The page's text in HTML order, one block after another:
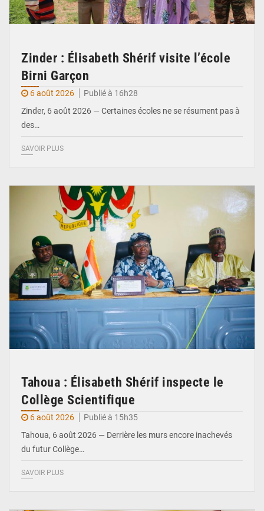
Zinder : Élisabeth Shérif visite l’école
Birni Garçon
6 août 2026
Publié à 16h28
Zinder, 6 août 2026 — Certaines écoles ne se résument pas à
des…
SAVOIR PLUS
Tahoua : Élisabeth Shérif inspecte le
Collège Scientifique
6 août 2026
Publié à 15h35
Tahoua, 6 août 2026 — Derrière les murs encore inachevés
du futur Collège…
SAVOIR PLUS